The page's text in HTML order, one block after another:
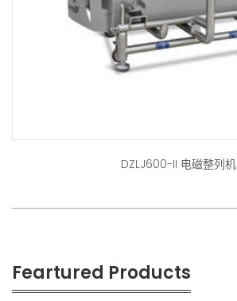
DZLJ600-II 电磁整列机
Feartured Products